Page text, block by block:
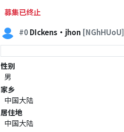
募集已终止
#0DIckens·jhon [NGhHUoU]
性别
男
家乡
中国大陆
居住地
中国大陆